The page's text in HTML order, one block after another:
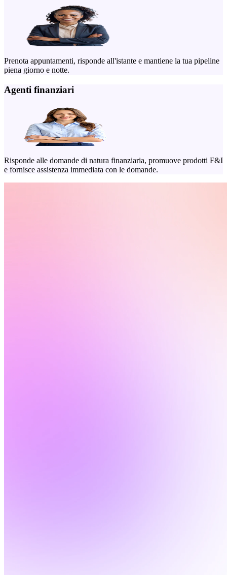
Prenota appuntamenti, risponde all'istante e mantiene la tua pipeline
piena giorno e notte.
Agenti finanziari
Risponde alle domande di natura finanziaria, promuove prodotti F&I
e fornisce assistenza immediata con le domande.